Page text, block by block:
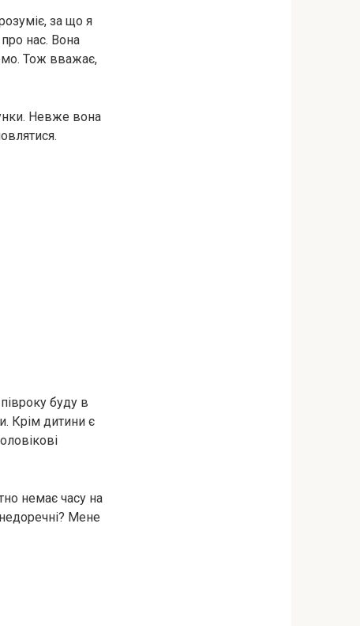
за що я
нас. Вона
Тож вважає,
Невже вона
буду в
Крім дитини є
немає часу на
Мене